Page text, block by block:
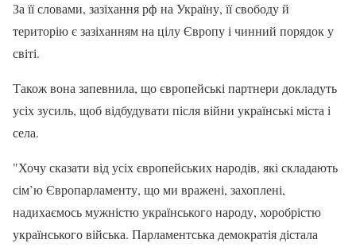
За її словами, зазіхання рф на Україну, її свободу й
територію є зазіханням на цілу Європу і чинний порядок у
світі.
Також вона запевнила, що європейські партнери докладуть
усіх зусиль, щоб відбудувати після війни українські міста і
села.
"Хочу сказати від усіх європейських народів, які складають
сім’ю Європарламенту, що ми вражені, захоплені,
надихаємось мужністю українського народу, хоробрістю
українського війська. Парламентська демократія дістала